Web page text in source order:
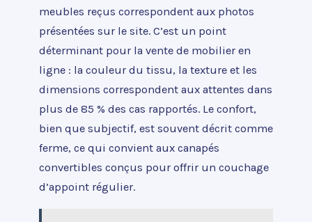
meubles reçus correspondent aux photos
présentées sur le site. C’est un point
déterminant pour la vente de mobilier en
ligne : la couleur du tissu, la texture et les
dimensions correspondent aux attentes dans
plus de 85 % des cas rapportés. Le confort,
bien que subjectif, est souvent décrit comme
ferme, ce qui convient aux canapés
convertibles conçus pour offrir un couchage
d’appoint régulier.